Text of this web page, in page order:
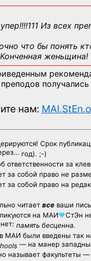
Из всех
что бы понять
женьщина!
получались
нам:
Срок
год). ;-)
за
за собой право не
за собой право на
читает всеваши
на МАИ♥СтЭн
память бесценна.
в МАИ были введены так
— на манер
называет факультеты —